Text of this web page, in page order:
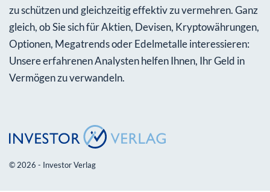
zu schützen und gleichzeitig effektiv zu vermehren. Ganz
gleich, ob Sie sich für Aktien, Devisen, Kryptowährungen,
Optionen, Megatrends oder Edelmetalle interessieren:
Unsere erfahrenen Analysten helfen Ihnen, Ihr Geld in
Vermögen zu verwandeln.
© 2026 - Investor Verlag